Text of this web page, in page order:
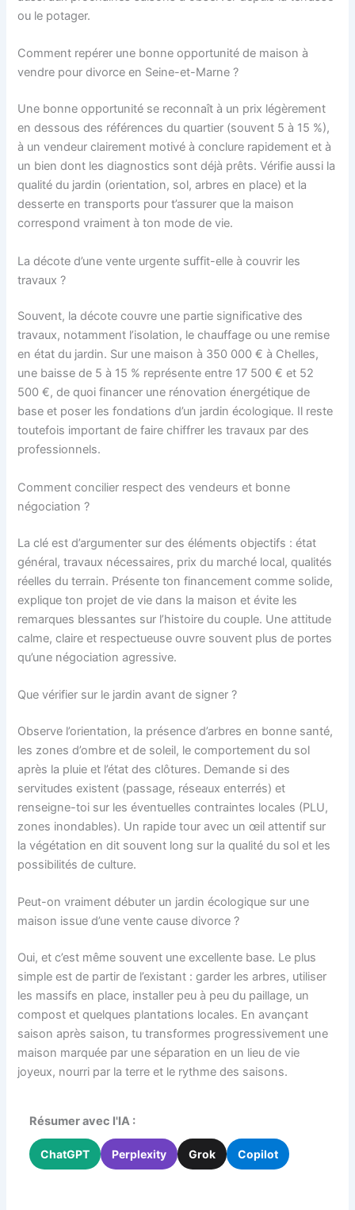
ou le potager.
Comment repérer une bonne opportunité de maison à
vendre pour divorce en Seine-et-Marne ?
Une bonne opportunité se reconnaît à un prix légèrement
en dessous des références du quartier (souvent 5 à 15 %),
à un vendeur clairement motivé à conclure rapidement et à
un bien dont les diagnostics sont déjà prêts. Vérifie aussi la
qualité du jardin (orientation, sol, arbres en place) et la
desserte en transports pour t’assurer que la maison
correspond vraiment à ton mode de vie.
La décote d’une vente urgente suffit-elle à couvrir les
travaux ?
Souvent, la décote couvre une partie significative des
travaux, notamment l’isolation, le chauffage ou une remise
en état du jardin. Sur une maison à 350 000 € à Chelles,
une baisse de 5 à 15 % représente entre 17 500 € et 52
500 €, de quoi financer une rénovation énergétique de
base et poser les fondations d’un jardin écologique. Il reste
toutefois important de faire chiffrer les travaux par des
professionnels.
Comment concilier respect des vendeurs et bonne
négociation ?
La clé est d’argumenter sur des éléments objectifs : état
général, travaux nécessaires, prix du marché local, qualités
réelles du terrain. Présente ton financement comme solide,
explique ton projet de vie dans la maison et évite les
remarques blessantes sur l’histoire du couple. Une attitude
calme, claire et respectueuse ouvre souvent plus de portes
qu’une négociation agressive.
Que vérifier sur le jardin avant de signer ?
Observe l’orientation, la présence d’arbres en bonne santé,
les zones d’ombre et de soleil, le comportement du sol
après la pluie et l’état des clôtures. Demande si des
servitudes existent (passage, réseaux enterrés) et
renseigne-toi sur les éventuelles contraintes locales (PLU,
zones inondables). Un rapide tour avec un œil attentif sur
la végétation en dit souvent long sur la qualité du sol et les
possibilités de culture.
Peut-on vraiment débuter un jardin écologique sur une
maison issue d’une vente cause divorce ?
Oui, et c’est même souvent une excellente base. Le plus
simple est de partir de l’existant : garder les arbres, utiliser
les massifs en place, installer peu à peu du paillage, un
compost et quelques plantations locales. En avançant
saison après saison, tu transformes progressivement une
maison marquée par une séparation en un lieu de vie
joyeux, nourri par la terre et le rythme des saisons.
Résumer avec l'IA :
ChatGPT Perplexity Grok Copilot